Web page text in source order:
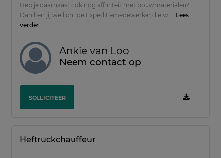
Heb je daarnaast ook nog affiniteit met bouwmaterialen?
Dan ben jij wellicht de Expeditiemedewerker die wi... Lees
verder
Ankie van Loo
Neem contact op
SOLLICITEER
Heftruckchauffeur